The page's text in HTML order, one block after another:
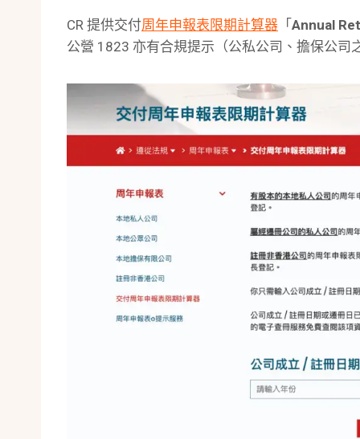
CR 提供交付周年申報表限期計算器 「 Annual
公營 1823 亦有合規提示（公私公司、擔保公司